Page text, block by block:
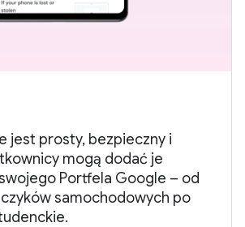
jest prosty, bezpieczny i
mogą dodać je
Portfela Google – od
samochodowych po